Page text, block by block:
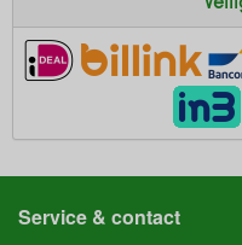
Service & contact